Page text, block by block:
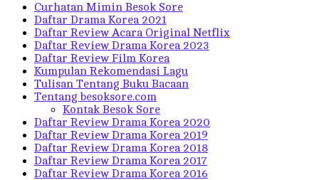
Curhatan Mimin Besok Sore
Daftar Drama Korea 2021
Daftar Review Acara Original Netflix
Daftar Review Drama Korea 2023
Daftar Review Film Korea
Kumpulan Rekomendasi Lagu
Tulisan Tentang Buku Bacaan
Tentang besoksore.com
Kontak Besok Sore
Daftar Review Drama Korea 2020
Daftar Review Drama Korea 2019
Daftar Review Drama Korea 2018
Daftar Review Drama Korea 2017
Daftar Review Drama Korea 2016